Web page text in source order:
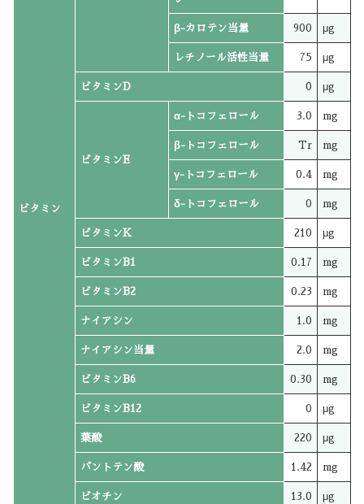
ビタミン
β-カロテン当量 900 μg
レチノール活性当量 75 μg
ビタミンD 0 μg
ビタミンE
α-トコフェロール 3.0 mg
β-トコフェロール Tr mg
γ-トコフェロール 0.4 mg
δ-トコフェロール 0 mg
ビタミンK 210 μg
ビタミンB1 0.17 mg
ビタミンB2 0.23 mg
ナイアシン 1.0 mg
ナイアシン当量 2.0 mg
ビタミンB6 0.30 mg
ビタミンB12 0 μg
葉酸 220 μg
パントテン酸 1.42 mg
ビオチン 13.0 μg